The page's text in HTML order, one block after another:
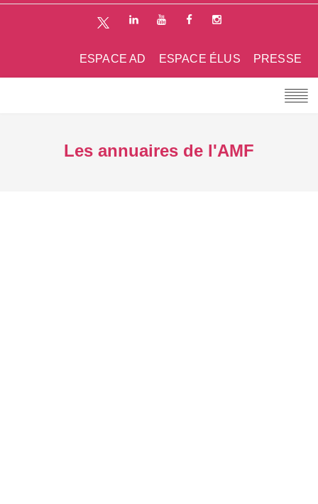
PRESSE
ESPACE ÉLUS
ESPACE AD
Les annuaires de l'AMF